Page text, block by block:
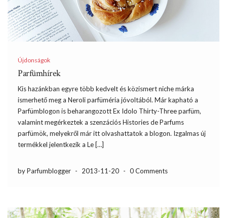
Újdonságok
Parfümhírek
Kis hazánkban egyre több kedvelt és közismert niche márka
ismerhető meg a Neroli parfüméria jóvoltából. Már kapható a
Parfümblogon is beharangozott Ex Idolo Thirty-Three parfüm,
valamint megérkeztek a szenzációs Histories de Parfums
parfümök, melyekről már itt olvashattatok a blogon. Izgalmas új
termékkel jelentkezik a Le […]
by Parfumblogger - 2013-11-20 - 0 Comments